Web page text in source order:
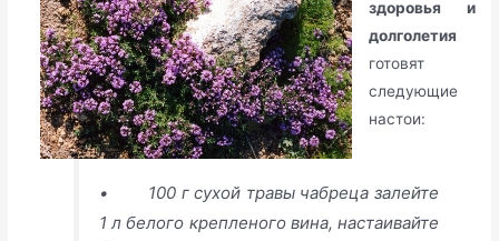
здоровья и
долголетия
готовят
следующие
настои:
• 100 г сухой травы чабреца залейте
1 л белого крепленого вина, настаивайте